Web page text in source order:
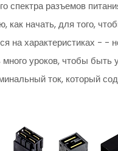
спектра разъемов
как начать, для того,
на характеристиках - -
много уроков, чтобы быть
ток, который